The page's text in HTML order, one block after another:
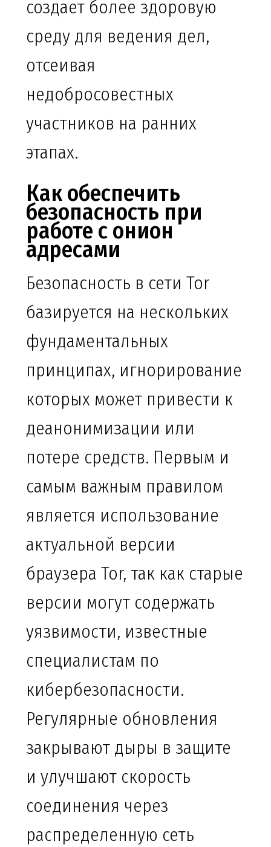
создает более здоровую
среду для ведения дел,
отсеивая
недобросовестных
участников на ранних
этапах.
Как обеспечить
безопасность при
работе с онион
адресами
Безопасность в сети Tor
базируется на нескольких
фундаментальных
принципах, игнорирование
которых может привести к
деанонимизации или
потере средств. Первым и
самым важным правилом
является использование
актуальной версии
браузера Tor, так как старые
версии могут содержать
уязвимости, известные
специалистам по
кибербезопасности.
Регулярные обновления
закрывают дыры в защите
и улучшают скорость
соединения через
распределенную сеть